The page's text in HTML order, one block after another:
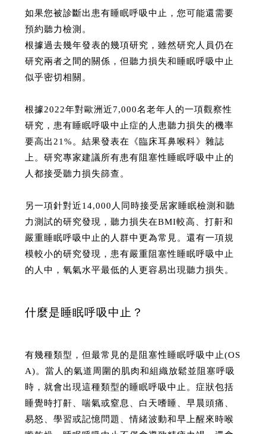
如果您被診斷出患有睡眠呼吸中止，您可能還需要
預約聽力檢測。
根據過去幾年發表的幾項研究，雖然研究人員仍在
研究兩者之間的關係，但聽力損失和睡眠呼吸中止
似乎密切相關。
根據2022年對歐洲近7,000名老年人的一項觀察性
研究，患有睡眠呼吸中止症的人患聽力損失的機率
要高出21%。結果發表在《臨床耳鼻喉科》雜誌
上。研究專家建議所有患有阻塞性睡眠呼吸中止的
人都接受聽力損失篩查。
另一項針對近14,000人同時接受居家睡眠檢測和聽
力測試的研究發現，聽力損失在BMI較高、打鼾和
嚴重睡眠呼吸中止的人群中更為常見。還有一項規
模較小的研究發現，患有嚴重阻塞性睡眠呼吸中止
的人中，氧氣水平最低的人更容易出現聽力損失。
什麼是睡眠呼吸中止？
有幾種類型，但最常見的是阻塞性睡眠呼吸中止(OS
A)。當人的氣道周圍的肌肉和組織放鬆並阻塞呼吸
時，就會出現這種類型的睡眠呼吸中止。症狀包括
睡覺時打鼾、喘氣或窒息、白天嗜睡、早晨頭痛、
易怒、學習或記憶問題、情緒波動和早上醒來時喉